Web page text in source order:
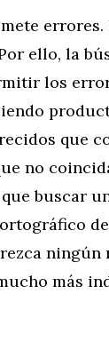
errores.
ello, la
los
que
no
buscar
ningún
más